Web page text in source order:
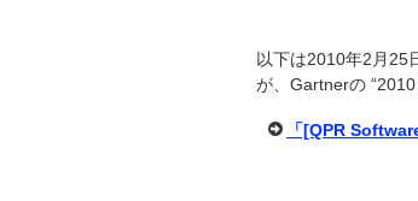
以下は2010年2月25
が、Gartnerの
「[QPR